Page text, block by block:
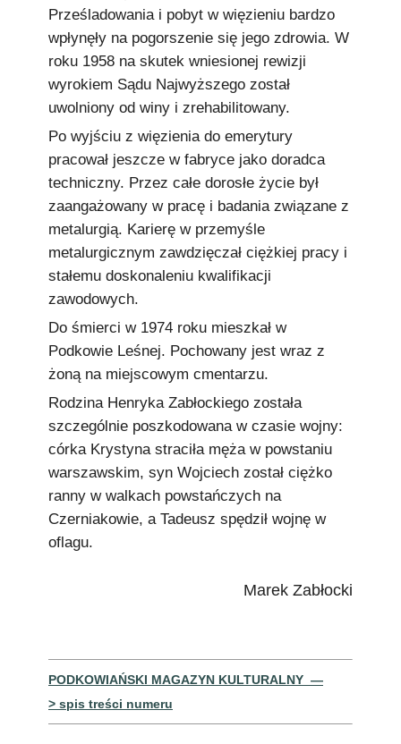
Prześladowania i pobyt w więzieniu bardzo
wpłynęły na pogorszenie się jego zdrowia. W
roku 1958 na skutek wniesionej rewizji
wyrokiem Sądu Najwyższego został
uwolniony od winy i zrehabilitowany.
Po wyjściu z więzienia do emerytury
pracował jeszcze w fabryce jako doradca
techniczny. Przez całe dorosłe życie był
zaangażowany w pracę i badania związane z
metalurgią. Karierę w przemyśle
metalurgicznym zawdzięczał ciężkiej pracy i
stałemu doskonaleniu kwalifikacji
zawodowych.
Do śmierci w 1974 roku mieszkał w
Podkowie Leśnej. Pochowany jest wraz z
żoną na miejscowym cmentarzu.
Rodzina Henryka Zabłockiego została
szczególnie poszkodowana w czasie wojny:
córka Krystyna straciła męża w powstaniu
warszawskim, syn Wojciech został ciężko
ranny w walkach powstańczych na
Czerniakowie, a Tadeusz spędził wojnę w
oflagu.
Marek Zabłocki
PODKOWIAŃSKI MAGAZYN KULTURALNY —
> spis treści numeru